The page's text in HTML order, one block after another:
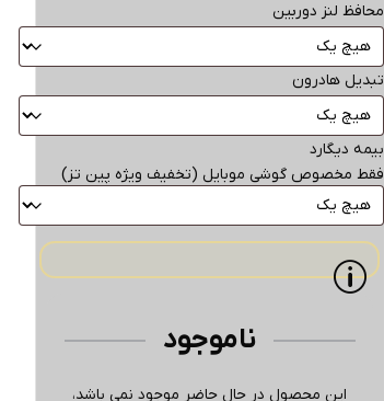
محافظ لنز دوربین
تبدیل هادرون
بیمه دیگارد
فقط مخصوص گوشی موبایل (تخفیف ویژه پین تز)
ناموجود
این محصول در حال حاضر موجود نمی باشد،